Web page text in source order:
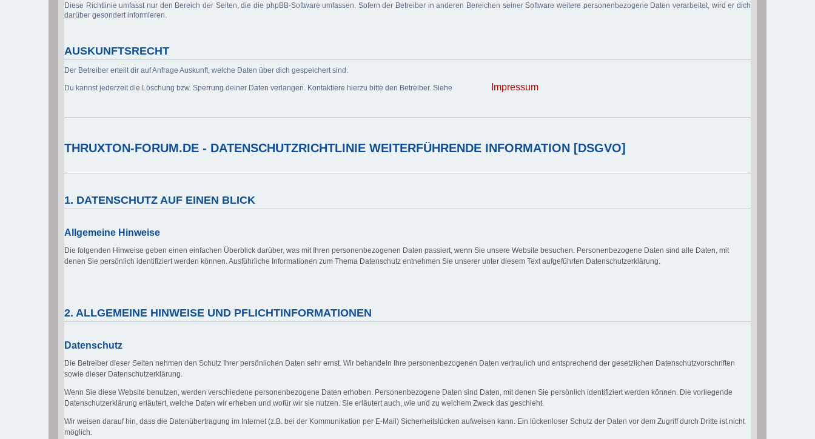
Diese Richtlinie umfasst nur den Bereich der Seiten, die die phpBB-Software umfassen. Sofern der Betreiber in anderen Bereichen seiner Software weitere personenbezogene Daten verarbeitet, wird er dich
darüber gesondert informieren.
AUSKUNFTSRECHT
Der Betreiber erteilt dir auf Anfrage Auskunft, welche Daten über dich gespeichert sind.
Du kannst jederzeit die Löschung bzw. Sperrung deiner Daten verlangen. Kontaktiere hierzu bitte den Betreiber. Siehe Impressum
THRUXTON-FORUM.DE - DATENSCHUTZRICHTLINIE WEITERFÜHRENDE INFORMATION [DSGVO]
1. DATENSCHUTZ AUF EINEN BLICK
Allgemeine Hinweise
Die folgenden Hinweise geben einen einfachen Überblick darüber, was mit Ihren personenbezogenen Daten passiert, wenn Sie unsere Website besuchen. Personenbezogene Daten sind alle Daten, mit
denen Sie persönlich identifiziert werden können. Ausführliche Informationen zum Thema Datenschutz entnehmen Sie unserer unter diesem Text aufgeführten Datenschutzerklärung.
2. ALLGEMEINE HINWEISE UND PFLICHTINFORMATIONEN
Datenschutz
Die Betreiber dieser Seiten nehmen den Schutz Ihrer persönlichen Daten sehr ernst. Wir behandeln Ihre personenbezogenen Daten vertraulich und entsprechend der gesetzlichen Datenschutzvorschriften
sowie dieser Datenschutzerklärung.
Wenn Sie diese Website benutzen, werden verschiedene personenbezogene Daten erhoben. Personenbezogene Daten sind Daten, mit denen Sie persönlich identifiziert werden können. Die vorliegende
Datenschutzerklärung erläutert, welche Daten wir erheben und wofür wir sie nutzen. Sie erläutert auch, wie und zu welchem Zweck das geschieht.
Wir weisen darauf hin, dass die Datenübertragung im Internet (z.B. bei der Kommunikation per E-Mail) Sicherheitslücken aufweisen kann. Ein lückenloser Schutz der Daten vor dem Zugriff durch Dritte ist nicht
möglich.